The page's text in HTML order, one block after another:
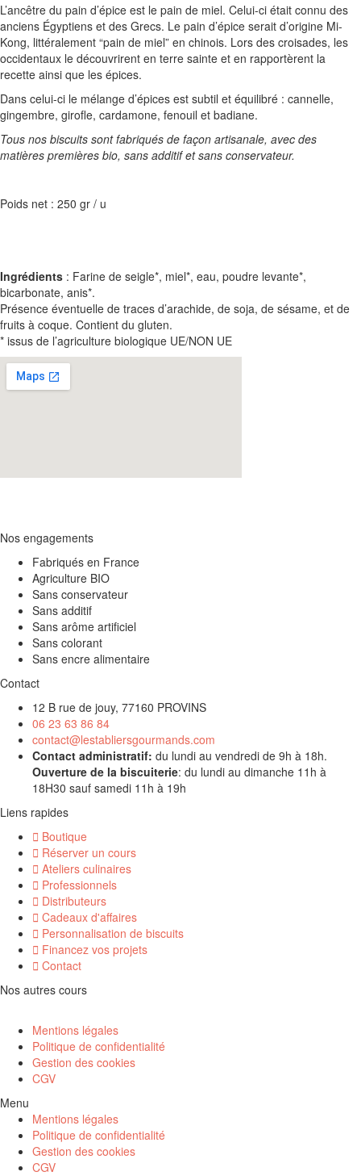
L’ancêtre du pain d’épice est le pain de miel. Celui-ci était connu des
anciens Égyptiens et des Grecs. Le pain d’épice serait d’origine Mi-
Kong, littéralement “pain de miel” en chinois. Lors des croisades, les
occidentaux le découvrirent en terre sainte et en rapportèrent la
recette ainsi que les épices.
Dans celui-ci le mélange d’épices est subtil et équilibré : cannelle,
gingembre, girofle, cardamone, fenouil et badiane.
Tous nos biscuits sont fabriqués de façon artisanale, avec des
matières premières bio, sans additif et sans conservateur.
Poids net : 250 gr / u
Ingrédients : Farine de seigle*, miel*, eau, poudre levante*,
bicarbonate, anis*.
Présence éventuelle de traces d’arachide, de soja, de sésame, et de
fruits à coque. Contient du gluten.
* issus de l’agriculture biologique UE/NON UE
Nos engagements
Fabriqués en France
Agriculture BIO
Sans conservateur
Sans additif
Sans arôme artificiel
Sans colorant
Sans encre alimentaire
Contact
12 B rue de jouy, 77160 PROVINS
06 23 63 86 84
contact@lestabliersgourmands.com
Contact administratif: du lundi au vendredi de 9h à 18h.
Ouverture de la biscuiterie: du lundi au dimanche 11h à
18H30 sauf samedi 11h à 19h
Liens rapides
Boutique
Réserver un cours
Ateliers culinaires
Professionnels
Distributeurs
Cadeaux d'affaires
Personnalisation de biscuits
Financez vos projets
Contact
Nos autres cours
Mentions légales
Politique de confidentialité
Gestion des cookies
CGV
Menu
Mentions légales
Politique de confidentialité
Gestion des cookies
CGV